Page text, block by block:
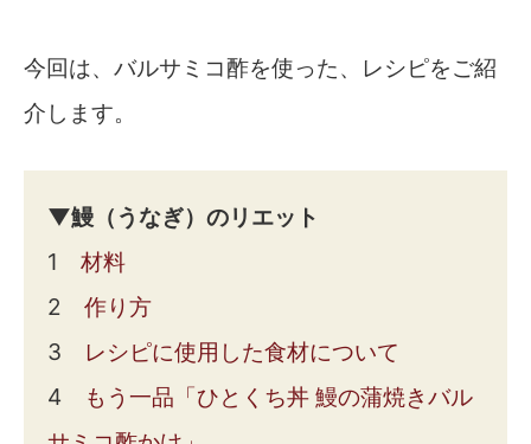
今回は、バルサミコ酢を使った、レシピをご紹
介します。
▼鰻（うなぎ）のリエット
1 材料
2 作り方
3
レシピに使用した食材について
4
もう一品「ひとくち丼 鰻の蒲焼きバル